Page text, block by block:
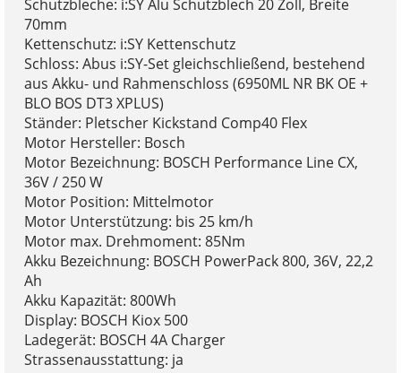
Schutzbleche: i:SY Alu Schutzblech 20 Zoll, Breite
70mm
Kettenschutz: i:SY Kettenschutz
Schloss: Abus i:SY-Set gleichschließend, bestehend
aus Akku- und Rahmenschloss (6950ML NR BK OE +
BLO BOS DT3 XPLUS)
Ständer: Pletscher Kickstand Comp40 Flex
Motor Hersteller: Bosch
Motor Bezeichnung: BOSCH Performance Line CX,
36V / 250 W
Motor Position: Mittelmotor
Motor Unterstützung: bis 25 km/h
Motor max. Drehmoment: 85Nm
Akku Bezeichnung: BOSCH PowerPack 800, 36V, 22,2
Ah
Akku Kapazität: 800Wh
Display: BOSCH Kiox 500
Ladegerät: BOSCH 4A Charger
Strassenausstattung: ja